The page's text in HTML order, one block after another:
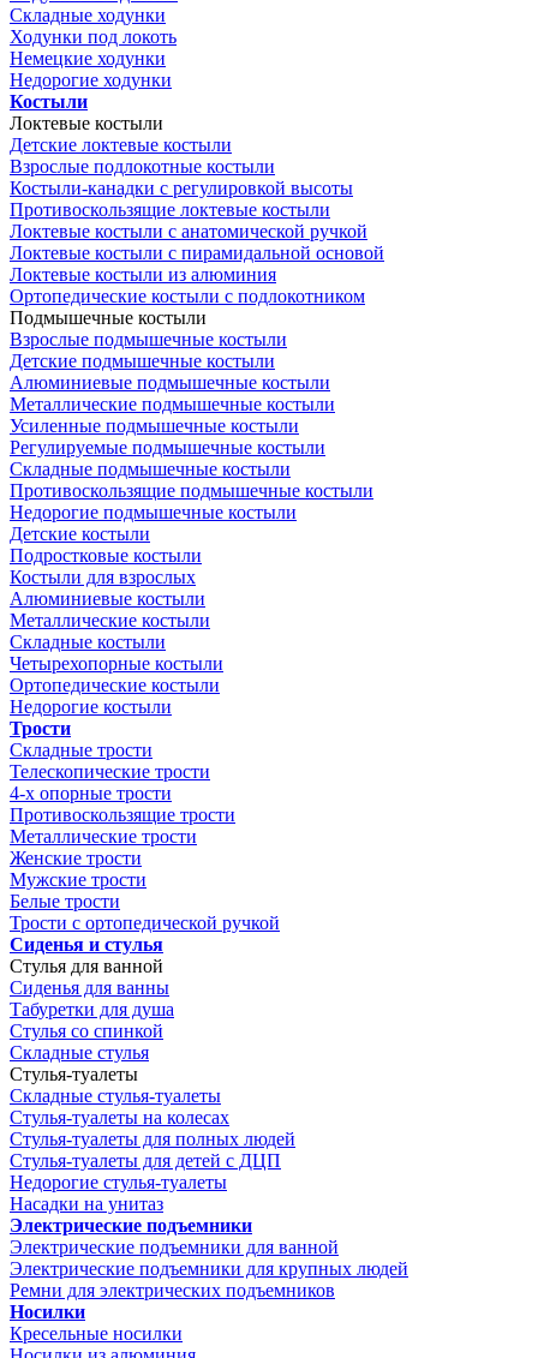
Складные ходунки
Ходунки под локоть
Немецкие ходунки
Недорогие ходунки
Костыли
Локтевые костыли
Детские локтевые костыли
Взрослые подлокотные костыли
Костыли-канадки с регулировкой высоты
Противоскользящие локтевые костыли
Локтевые костыли с анатомической ручкой
Локтевые костыли с пирамидальной основой
Локтевые костыли из алюминия
Ортопедические костыли с подлокотником
Подмышечные костыли
Взрослые подмышечные костыли
Детские подмышечные костыли
Алюминиевые подмышечные костыли
Металлические подмышечные костыли
Усиленные подмышечные костыли
Регулируемые подмышечные костыли
Складные подмышечные костыли
Противоскользящие подмышечные костыли
Недорогие подмышечные костыли
Детские костыли
Подростковые костыли
Костыли для взрослых
Алюминиевые костыли
Металлические костыли
Складные костыли
Четырехопорные костыли
Ортопедические костыли
Недорогие костыли
Трости
Складные трости
Телескопические трости
4-х опорные трости
Противоскользящие трости
Металлические трости
Женские трости
Мужские трости
Белые трости
Трости с ортопедической ручкой
Сиденья и стулья
Стулья для ванной
Сиденья для ванны
Табуретки для душа
Стулья со спинкой
Складные стулья
Стулья-туалеты
Складные стулья-туалеты
Стулья-туалеты на колесах
Стулья-туалеты для полных людей
Стулья-туалеты для детей с ДЦП
Недорогие стулья-туалеты
Насадки на унитаз
Электрические подъемники
Электрические подъемники для ванной
Электрические подъемники для крупных людей
Ремни для электрических подъемников
Носилки
Кресельные носилки